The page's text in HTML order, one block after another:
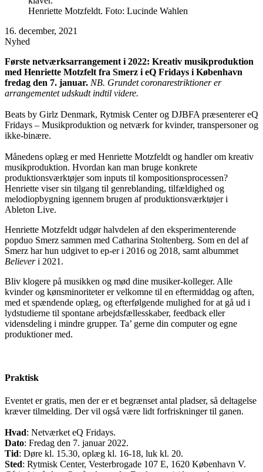
Henriette Motzfeldt. Foto: Lucinde Wahlen
16. december, 2021
Nyhed
Første netværksarrangement i 2022: Kreativ musikproduktion
med Henriette Motzfelt fra Smerz i eQ Fridays i København
fredag den 7. januar. NB. Grundet coronarestriktioner er
arrangementet udskudt indtil videre.
Beats by Girlz Denmark, Rytmisk Center og DJBFA præsenterer eQ
Fridays – Musikproduktion og netværk for kvinder, transpersoner og
ikke-binære.
Månedens oplæg er med Henriette Motzfeldt og handler om kreativ
musikproduktion. Hvordan kan man bruge konkrete
produktionsværktøjer som inputs til kompositionsprocessen?
Henriette viser sin tilgang til genreblanding, tilfældighed og
melodiopbygning igennem brugen af produktionsværktøjer i
Ableton Live.
Henriette Motzfeldt udgør halvdelen af den eksperimenterende
popduo Smerz sammen med Catharina Stoltenberg. Som en del af
Smerz har hun udgivet to ep-er i 2016 og 2018, samt albummet
Believeri 2021.
Bliv klogere på musikken og mød dine musiker-kolleger. Alle
kvinder og kønsminoriteter er velkomne til en eftermiddag og aften,
med et spændende oplæg, og efterfølgende mulighed for at gå ud i
lydstudierne til spontane arbejdsfællesskaber, feedback eller
vidensdeling i mindre grupper. Ta’ gerne din computer og egne
produktioner med.
Praktisk
Eventet er gratis, men der er et begrænset antal pladser, så deltagelse
kræver tilmelding. Der vil også være lidt forfriskninger til ganen.
Hvad: Netværket eQ Fridays.
Dato: Fredag den 7. januar 2022.
Tid: Døre kl. 15.30, oplæg kl. 16-18, luk kl. 20.
Sted: Rytmisk Center, Vesterbrogade 107 E, 1620 København V.